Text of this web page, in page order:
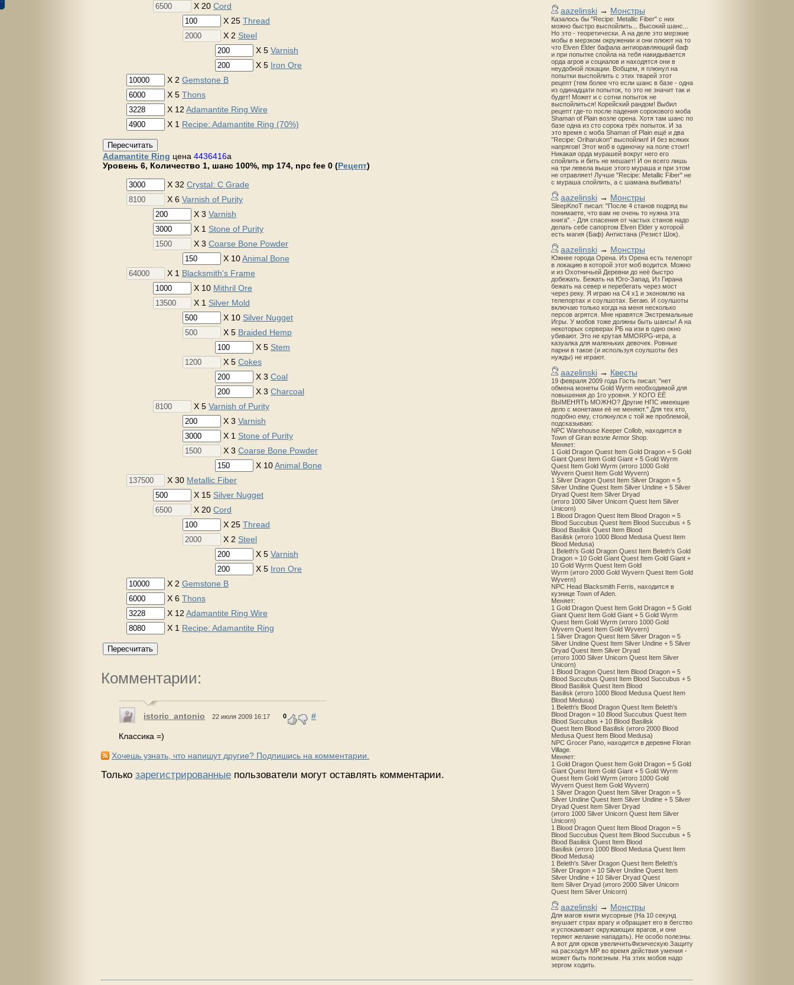
aazelinski → Монстры
Казалось бы "Recipe: Metallic Fiber" с них
можно быстро выспойлить... Высокий шанс...
Но это - теоретически. А на деле это мерзкие
мобы в мерзком окружении и они плюют на то
что Elven Elder бафала антиоравляющий баф
и при попытке спойла на тебя накидывается
орда агров и социалов и находятся они в
неудобной локации. Вобщем, я плюнул на
попытки выспойлить с этих тварей этот
рецепт (тем более что если шанс в базе - одна
из одинадцати попыток, то это не значит так и
будет! Может и с сотни попыток не
выспойлиться! Корейский рандом! Выбил
рецепт где-то после падения сорокового моба
Shaman of Plain возле орена. Хотя там шанс по
базе одна из сто сорока трёх попыток. И за
это время с моба Shaman of Plain ещё и два
"Recipe: Oriharukon" выспойлил! И без всяких
напрягов! Этот моб в одиночку на поле стоит!
Никакая орда мурашей вокруг него его
спойлить и бить не мешает! И он всего лишь
на три левела выше этого мураша и при этом
не отравляет! Лучше "Recipe: Metallic Fiber" не
с мураша спойлить, а с шамана выбивать!
aazelinski → Монстры
SleepKnoT писал: "После 4 станов подряд вы
понимаете, что вам не очень то нужна эта
книга". - Для спасения от частых станов надо
делать себе сапортом Elven Elder у которой
есть магия (Баф) Антистана (Резист Шок).
aazelinski → Монстры
Южнее города Орена. Из Орена есть телепорт
в локацию в которой этот моб водится. Можно
и из Охотничьей Деревни до неё быстро
добежать. Бежать на Юго-Запад. Из Гирана
бежать на север и перебегать через мост
через реку. Я играю на С4 х1 и экономлю на
телепортах и соулшотах. Бегаю. И соулшоты
включаю только когда на меня несколько
персов агрятся. Мне нравятся Экстремальные
Игры. У мобов тоже должны быть шансы! А на
некоторых серверах РБ на изи в одно окно
убивают. Это не крутая MMORPG-игра, а
казуалка для маленьких девочек. Ровные
парни в такое (и используя соулшоты без
нужды) не играют.
aazelinski → Квесты
19 февраля 2009 года Гость писал: "нет
обмена монеты Gold Wyrm необходимой для
повышения до 1го уровня. У КОГО ЕЁ
ВЫМЕНЯТЬ МОЖНО? Другие НПС имеющие
дело с монетами её не меняют." Для тех кто,
подобно ему, столкнулся с той же проблемой,
подсказываю:
NPC Warehouse Keeper Collob, находится в
Town of Giran возле Armor Shop.
Меняет:
1 Gold Dragon Quest Item Gold Dragon = 5 Gold
Giant Quest Item Gold Giant + 5 Gold Wyrm
Quest Item Gold Wyrm (итого 1000 Gold
Wyvern Quest Item Gold Wyvern)
1 Silver Dragon Quest Item Silver Dragon = 5
Silver Undine Quest Item Silver Undine + 5 Silver
Dryad Quest Item Silver Dryad
(итого 1000 Silver Unicorn Quest Item Silver
Unicorn)
1 Blood Dragon Quest Item Blood Dragon = 5
Blood Succubus Quest Item Blood Succubus + 5
Blood Basilisk Quest Item Blood
Basilisk (итого 1000 Blood Medusa Quest Item
Blood Medusa)
1 Beleth's Gold Dragon Quest Item Beleth’s Gold
Dragon = 10 Gold Giant Quest Item Gold Giant +
10 Gold Wyrm Quest Item Gold
Wyrm (итого 2000 Gold Wyvern Quest Item Gold
Wyvern)
NPC Head Blacksmith Ferris, находится в
кузнице Town of Aden.
Меняет:
1 Gold Dragon Quest Item Gold Dragon = 5 Gold
Giant Quest Item Gold Giant + 5 Gold Wyrm
Quest Item Gold Wyrm (итого 1000 Gold
Wyvern Quest Item Gold Wyvern)
1 Silver Dragon Quest Item Silver Dragon = 5
Silver Undine Quest Item Silver Undine + 5 Silver
Dryad Quest Item Silver Dryad
(итого 1000 Silver Unicorn Quest Item Silver
Unicorn)
1 Blood Dragon Quest Item Blood Dragon = 5
Blood Succubus Quest Item Blood Succubus + 5
Blood Basilisk Quest Item Blood
Basilisk (итого 1000 Blood Medusa Quest Item
Blood Medusa)
1 Beleth's Blood Dragon Quest Item Beleth’s
Blood Dragon = 10 Blood Succubus Quest Item
Blood Succubus + 10 Blood Basilisk
Quest Item Blood Basilisk (итого 2000 Blood
Medusa Quest Item Blood Medusa)
NPC Grocer Pano, находится в деревне Floran
Village.
Меняет:
1 Gold Dragon Quest Item Gold Dragon = 5 Gold
Giant Quest Item Gold Giant + 5 Gold Wyrm
Quest Item Gold Wyrm (итого 1000 Gold
Wyvern Quest Item Gold Wyvern)
1 Silver Dragon Quest Item Silver Dragon = 5
Silver Undine Quest Item Silver Undine + 5 Silver
Dryad Quest Item Silver Dryad
(итого 1000 Silver Unicorn Quest Item Silver
Unicorn)
1 Blood Dragon Quest Item Blood Dragon = 5
Blood Succubus Quest Item Blood Succubus + 5
Blood Basilisk Quest Item Blood
Basilisk (итого 1000 Blood Medusa Quest Item
Blood Medusa)
1 Beleth's Silver Dragon Quest Item Beleth’s
Silver Dragon = 10 Silver Undine Quest Item
Silver Undine + 10 Silver Dryad Quest
Item Silver Dryad (итого 2000 Silver Unicorn
Quest Item Silver Unicorn)
aazelinski → Монстры
Для магов книги мусорные (На 10 секунд
внушает страх врагу и обращает его в бегство
и успокаивает окружающих врагов, и они
теряют желание нападать). Не особо полезны.
А вот для орков увеличитьФизическую Защиту
на расходуя MP во время действия умения -
может быть полезным. На этих мобов надо
зергом ходить.
X 20 Cord
X 25 Thread
X 2 Steel
X 5 Varnish
X 5 Iron Ore
X 2 Gemstone B
X 5 Thons
X 12 Adamantite Ring Wire
X 1 Recipe: Adamantite Ring (70%)
Пересчитать
Adamantite Ring цена 4436416a
Уровень 6, Количество 1, шанс 100%, mp 174, npc fee 0 (Рецепт)
X 32 Crystal: C Grade
X 6 Varnish of Purity
X 3 Varnish
X 1 Stone of Purity
X 3 Coarse Bone Powder
X 10Animal Bone
X 1 Blacksmith's Frame
X 10 Mithril Ore
X 1 Silver Mold
X 10 Silver Nugget
X 5 Braided Hemp
X 5 Stem
X 5 Cokes
X 3 Coal
X 3 Charcoal
X 5 Varnish of Purity
X 3 Varnish
X 1 Stone of Purity
X 3 Coarse Bone Powder
X 10Animal Bone
X 30 Metallic Fiber
X 15 Silver Nugget
X 20 Cord
X 25 Thread
X 2 Steel
X 5 Varnish
X 5 Iron Ore
X 2 Gemstone B
X 6 Thons
X 12 Adamantite Ring Wire
X 1 Recipe: Adamantite Ring
Пересчитать
Комментарии:
istoric_antonio 22 июля 2009 16:17 0 #
Классика =)
Хочешь узнать, что напишут другие? Подпишись на комментарии.
Только зарегистрированные пользователи могут оставлять комментарии.